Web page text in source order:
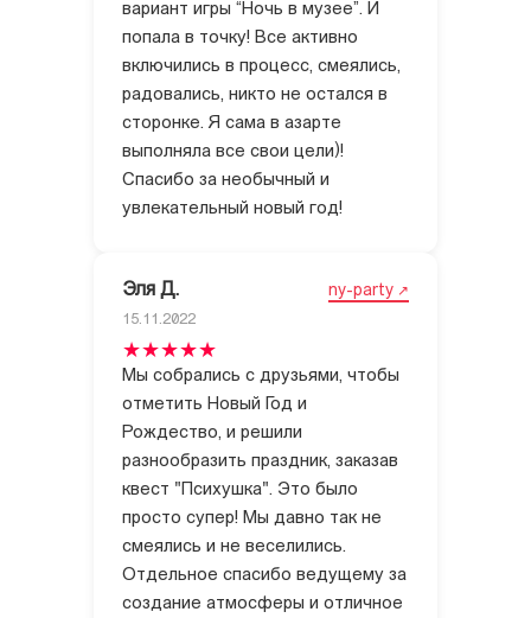
вариант игры “Ночь в музее”. И
попала в точку! Все активно
включились в процесс, смеялись,
радовались, никто не остался в
сторонке. Я сама в азарте
выполняла все свои цели)!
Спасибо за необычный и
увлекательный новый год!
Эля Д. ny-party
15.11.2022
Мы собрались с друзьями, чтобы
отметить Новый Год и
Рождество, и решили
разнообразить праздник, заказав
квест "Психушка". Это было
просто супер! Мы давно так не
смеялись и не веселились.
Отдельное спасибо ведущему за
создание атмосферы и отличное